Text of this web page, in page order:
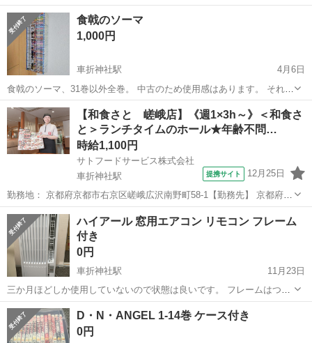
す。 中古ですので、それでも良ければご連絡お待ちしてます。
京都 京都市 車折神社駅
食戟のソーマ
1,000円
車折神社駅
4月6日
食戟のソーマ、31巻以外全巻。 中古のため使用感はあります。 それで
もいい方、連絡お願いします。
京都 京都市 車折神社駅 本/CD/DVD 食戟のソーマ
【和食さと 嵯峨店】《週1×3h～》＜和食さ
と＞ランチタイムのホール★年齢不問…
時給1,100円
サトフードサービス株式会社
車折神社駅
提携サイト 12月25日
勤務地： 京都府京都市右京区嵯峨広沢南野町58-1【勤務先】 京都府京
都市右京区嵯峨広沢南野町58-1 和食さと 嵯峨店 【アクセス】 車折
神社駅 徒歩10分 ※車通勤応相談 車折神社駅 徒歩10分 週勤務日時：
週1...
京都 京都市 車折神社駅 レストラン
ハイアール 窓用エアコン リモコン フレーム
付き
0円
車折神社駅
11月23日
三か月ほどしか使用していないので状態は良いです。 フレームはつけ
ますが、プラスチックのペラペラの部分が一部ついていません。 他付
属品ついていません。 本日取りに来られる方を優先します。
京都 京都市 本/CD/DVD フレーム
D・N・ANGEL 1-14巻 ケース付き
0円